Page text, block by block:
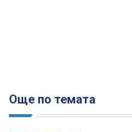
Още по темата